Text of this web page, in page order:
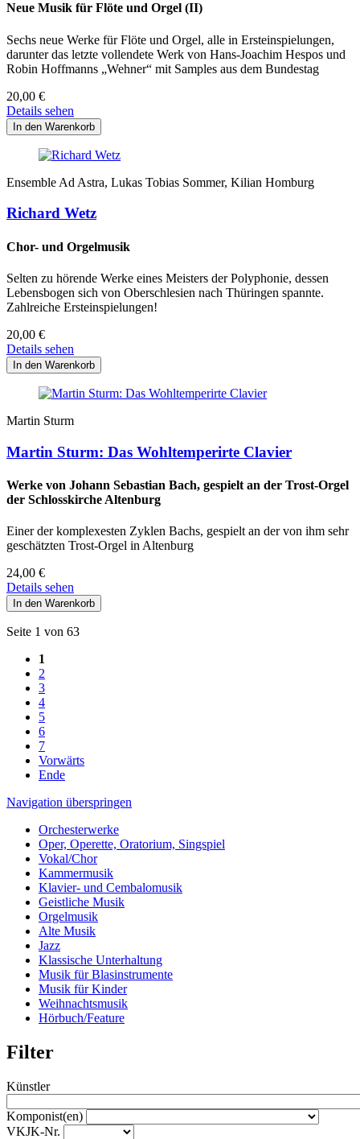
Neue Musik für Flöte und Orgel (II)
Sechs neue Werke für Flöte und Orgel, alle in Ersteinspielungen,
darunter das letzte vollendete Werk von Hans-Joachim Hespos und
Robin Hoffmanns „Wehner“ mit Samples aus dem Bundestag
20,00 €
Details sehen
Ensemble Ad Astra, Lukas Tobias Sommer, Kilian Homburg
Richard Wetz
Chor- und Orgelmusik
Selten zu hörende Werke eines Meisters der Polyphonie, dessen
Lebensbogen sich von Oberschlesien nach Thüringen spannte.
Zahlreiche Ersteinspielungen!
20,00 €
Details sehen
Martin Sturm
Martin Sturm: Das Wohltemperirte Clavier
Werke von Johann Sebastian Bach, gespielt an der Trost-Orgel
der Schlosskirche Altenburg
Einer der komplexesten Zyklen Bachs, gespielt an der von ihm sehr
geschätzten Trost-Orgel in Altenburg
24,00 €
Details sehen
Seite 1 von 63
1
2
3
4
5
6
7
Vorwärts
Ende
Navigation überspringen
Orchesterwerke
Oper, Operette, Oratorium, Singspiel
Vokal/Chor
Kammermusik
Klavier- und Cembalomusik
Geistliche Musik
Orgelmusik
Alte Musik
Jazz
Klassische Unterhaltung
Musik für Blasinstrumente
Musik für Kinder
Weihnachtsmusik
Hörbuch/Feature
Filter
Künstler
Komponist(en)
VKJK-Nr.